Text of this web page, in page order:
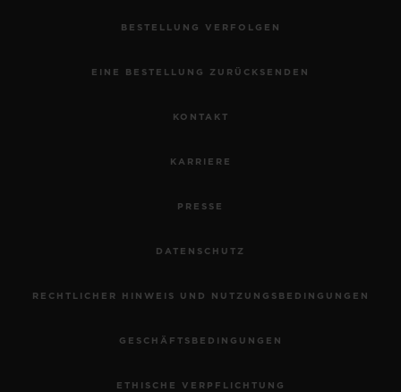
BESTELLUNG VERFOLGEN
EINE BESTELLUNG ZURÜCKSENDEN
KONTAKT
KARRIERE
PRESSE
DATENSCHUTZ
RECHTLICHER HINWEIS UND NUTZUNGSBEDINGUNGEN
GESCHÄFTSBEDINGUNGEN
ETHISCHE VERPFLICHTUNG